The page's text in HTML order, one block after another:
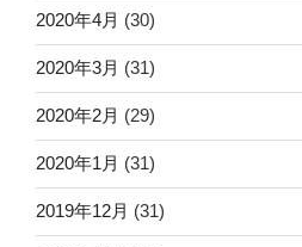
2020年4月 (30)
2020年3月 (31)
2020年2月 (29)
2020年1月 (31)
2019年12月 (31)